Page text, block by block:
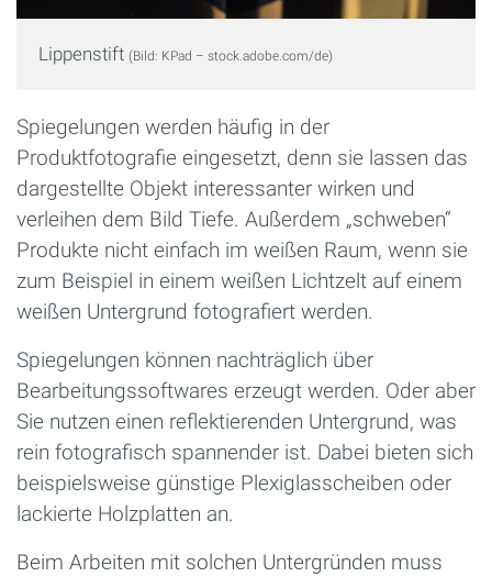
Lippenstift (Bild: KPad – stock.adobe.com/de)
Spiegelungen werden häufig in der
Produktfotografie eingesetzt, denn sie lassen das
dargestellte Objekt interessanter wirken und
verleihen dem Bild Tiefe. Außerdem „schweben“
Produkte nicht einfach im weißen Raum, wenn sie
zum Beispiel in einem weißen Lichtzelt auf einem
weißen Untergrund fotografiert werden.
Spiegelungen können nachträglich über
Bearbeitungssoftwares erzeugt werden. Oder aber
Sie nutzen einen reflektierenden Untergrund, was
rein fotografisch spannender ist. Dabei bieten sich
beispielsweise günstige Plexiglasscheiben oder
lackierte Holzplatten an.
Beim Arbeiten mit solchen Untergründen muss